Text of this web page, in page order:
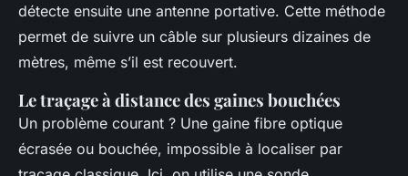
détecte ensuite une antenne portative. Cette méthode
permet de suivre un câble sur plusieurs dizaines de
mètres, même s’il est recouvert.
Le traçage à distance des gaines bouchées
Un problème courant ? Une gaine fibre optique
écrasée ou bouchée, impossible à localiser par